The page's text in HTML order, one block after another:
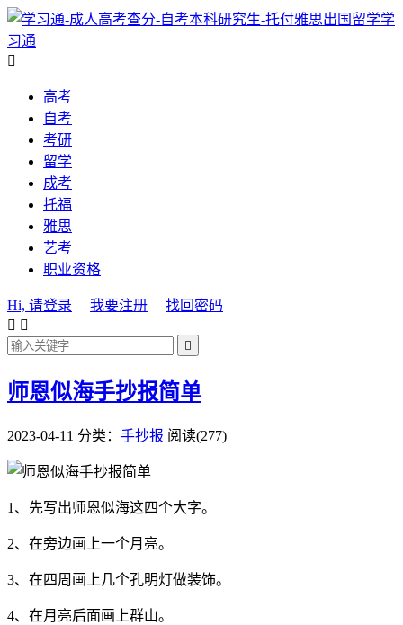
学
习通

高考
自考
考研
留学
成考
托福
雅思
艺考
职业资格
Hi, 请登录 我要注册
找回密码
 

师恩似海手抄报简单
2023-04-11 分类： 手抄报 阅读(277)
1、先写出师恩似海这四个大字。
2、在旁边画上一个月亮。
3、在四周画上几个孔明灯做装饰。
4、在月亮后面画上群山。